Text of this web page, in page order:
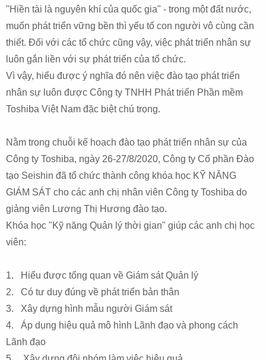
"Hiền tài là nguyên khí của quốc gia" - trong một đất nước,
muốn phát triển vững bền thì yếu tố con người vô cùng cần
thiết. Đối với các tổ chức cũng vậy, việc phát triển nhân sự
luôn gắn liền với sự phát triển của tổ chức.
Vì vậy, hiểu được ý nghĩa đó nên việc đào tạo phát triển
nhân sự luôn được Công ty TNHH Phát triển Phần mềm
Toshiba Việt Nam đặc biệt chú trọng.
Nằm trong chuỗi kế hoạch đào tạo phát triển nhân sự của
Công ty Toshiba, ngày 26-27/8/2020, Công ty Cổ phần Đào
tạo Seishin đã tổ chức thành công khóa học KỸ NĂNG
GIÁM SÁT cho các anh chị nhân viên Công ty Toshiba do
giảng viên Lương Thị Hương đào tạo.
Khóa học "Kỹ năng Quản lý thời gian" giúp các anh chị học
viên:
1. Hiểu được tổng quan về Giám sát Quản lý
2. Có tư duy đúng về phát triển bản thân
3. Xây dựng hình mẫu người Giám sát
4. Áp dụng hiệu quả mô hình Lãnh đạo và phong cách
Lãnh đạo